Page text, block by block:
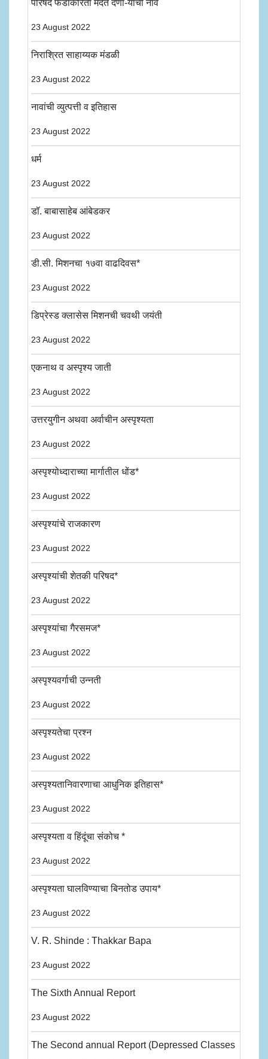
परिषद फंडाकरिता मदत देणा-यांची नावे
23 August 2022
निराश्रित साहाय्यक मंडळी
23 August 2022
नावांची व्युत्पत्ती व इतिहास
23 August 2022
धर्म
23 August 2022
डॉ. बाबासाहेब आंबेडकर
23 August 2022
डी.सी. मिशनचा १७वा वाढदिवस*
23 August 2022
डिप्रेस्ड क्लासेस मिशनची चवथी जयंती
23 August 2022
एकनाथ व अस्पृश्य जाती
23 August 2022
उत्तरयुगीन अथवा अर्वाचीन अस्पृश्यता
23 August 2022
अस्पृश्योध्दाराच्या मार्गातील धोंड*
23 August 2022
अस्पृश्यांचे राजकारण
23 August 2022
अस्पृश्यांची शेतकी परिषद*
23 August 2022
अस्पृश्यांचा गैरसमज*
23 August 2022
अस्पृश्यवर्गाची उन्नती
23 August 2022
अस्पृश्यतेचा प्रश्न
23 August 2022
अस्पृश्यतानिवारणाचा आधुनिक इतिहास*
23 August 2022
अस्पृश्यता व हिंदूंचा संकोच *
23 August 2022
अस्पृश्यता घालविण्याचा बिनतोड उपाय*
23 August 2022
V. R. Shinde : Thakkar Bapa
23 August 2022
The Sixth Annual Report
23 August 2022
The Second annual Report (Depressed Classes